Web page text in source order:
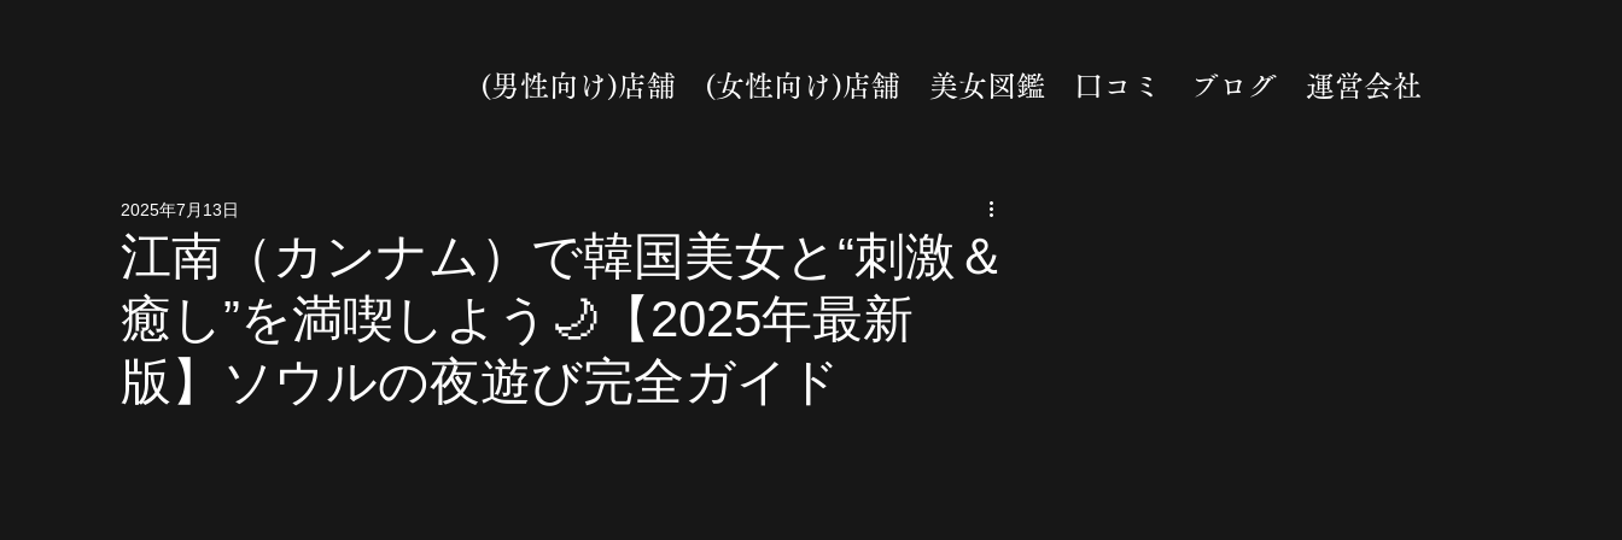
(男性向け)店舗 (女性向け)店舗 美女図鑑 口コミ ブログ 運営会社
江南（カンナム）で韓国美女と“刺激＆
癒し”を満喫しよう🌙【2025年最新
版】ソウルの夜遊び完全ガイド
2025年7月13日